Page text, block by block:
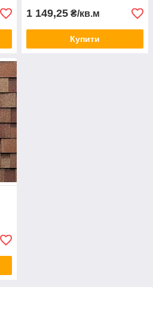
1 149,25 ₴/кв.м
Купити